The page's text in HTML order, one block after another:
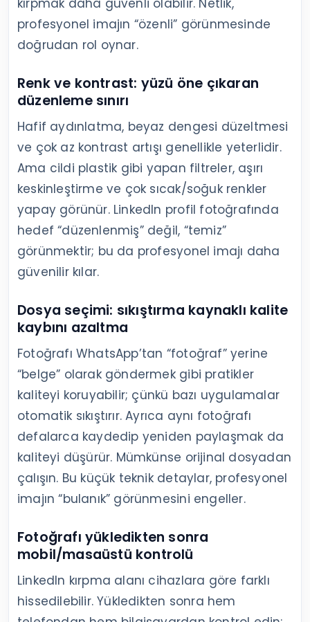
kırpmak daha güvenli olabilir. Netlik,
profesyonel imajın “özenli” görünmesinde
doğrudan rol oynar.
Renk ve kontrast: yüzü öne çıkaran
düzenleme sınırı
Hafif aydınlatma, beyaz dengesi düzeltmesi
ve çok az kontrast artışı genellikle yeterlidir.
Ama cildi plastik gibi yapan filtreler, aşırı
keskinleştirme ve çok sıcak/soğuk renkler
yapay görünür. LinkedIn profil fotoğrafında
hedef “düzenlenmiş” değil, “temiz”
görünmektir; bu da profesyonel imajı daha
güvenilir kılar.
Dosya seçimi: sıkıştırma kaynaklı kalite
kaybını azaltma
Fotoğrafı WhatsApp’tan “fotoğraf” yerine
“belge” olarak göndermek gibi pratikler
kaliteyi koruyabilir; çünkü bazı uygulamalar
otomatik sıkıştırır. Ayrıca aynı fotoğrafı
defalarca kaydedip yeniden paylaşmak da
kaliteyi düşürür. Mümkünse orijinal dosyadan
çalışın. Bu küçük teknik detaylar, profesyonel
imajın “bulanık” görünmesini engeller.
Fotoğrafı yükledikten sonra
mobil/masaüstü kontrolü
LinkedIn kırpma alanı cihazlara göre farklı
hissedilebilir. Yükledikten sonra hem